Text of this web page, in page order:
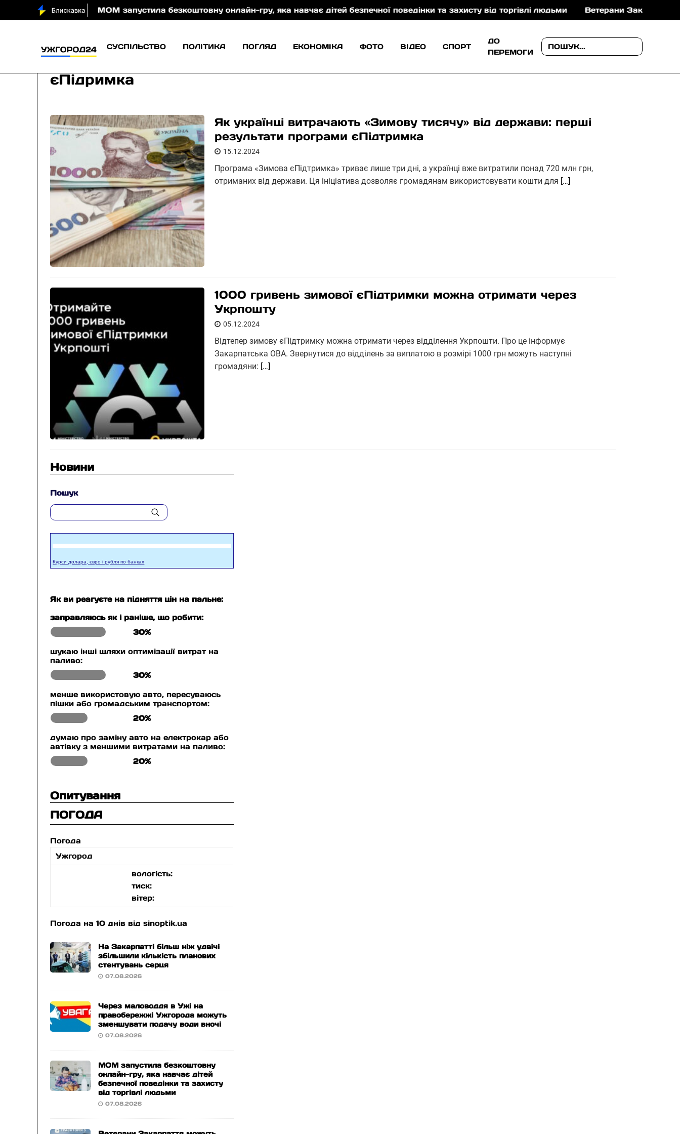
вночі МОМ запустила безкоштовну онлайн-гру, яка навчає дітей безпечної поведінки та захисту від торгівлі людьми Ветерани Закарпаття можуть
СУСПІЛЬСТВО ПОЛІТИКА ПОГЛЯД ЕКОНОМІКА ФОТО ВІДЕО СПОРТ
ДО
ПЕРЕМОГИ
єПідримка
Як українці витрачають «Зимову тисячу» від держави: перші
результати програми єПідтримка
15.12.2024
Програма «Зимова єПідтримка» триває лише три дні, а українці вже витратили понад 720 млн грн,
отриманих від держави. Ця ініціатива дозволяє громадянам використовувати кошти для […]
1000 гривень зимової єПідтримки можна отримати через
Укрпошту
05.12.2024
Відтепер зимову єПідтримку можна отримати через відділення Укрпошти. Про це інформує
Закарпатська ОВА. Звернутися до відділень за виплатою в розмірі 1000 грн можуть наступні
громадяни: […]
Новини
Пошук
Курси долара, євро і рубля по банках
Як ви реагуєте на підняття цін на пальне:
заправляюсь як і раніше, що робити:
30%
шукаю інші шляхи оптимізації витрат на
паливо:
30%
менше використовую авто, пересуваюсь
пішки або громадським транспортом:
20%
думаю про заміну авто на електрокар або
автівку з меншими витратами на паливо:
20%
Опитування
ПОГОДА
Погода
Ужгород
вологість:
тиск:
вітер:
Погода на 10 днів відsinoptik.ua
На Закарпатті більш ніж удвічі
збільшили кількість планових
стентувань серця
07.08.2026
Через маловоддя в Ужі на
правобережжі Ужгорода можуть
зменшувати подачу води вночі
07.08.2026
МОМ запустила безкоштовну
онлайн-гру, яка навчає дітей
безпечної поведінки та захисту
від торгівлі людьми
07.08.2026